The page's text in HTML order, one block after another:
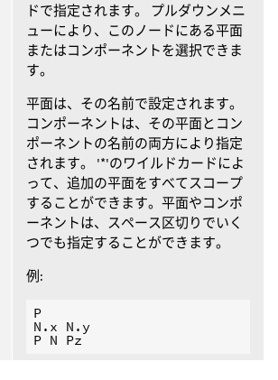
ドで指定されます。 プルダウンメニ
ューにより、このノードにある平面
またはコンポーネントを選択できま
す。
平面は、その名前で設定されます。
コンポーネントは、その平面とコン
ポーネントの名前の両方により指定
されます。 '*'のワイルドカードによ
って、追加の平面をすべてスコープ
することができます。平面やコンポ
ーネントは、スペース区切りでいく
つでも指定することができます。
例:
P
N.x N.y